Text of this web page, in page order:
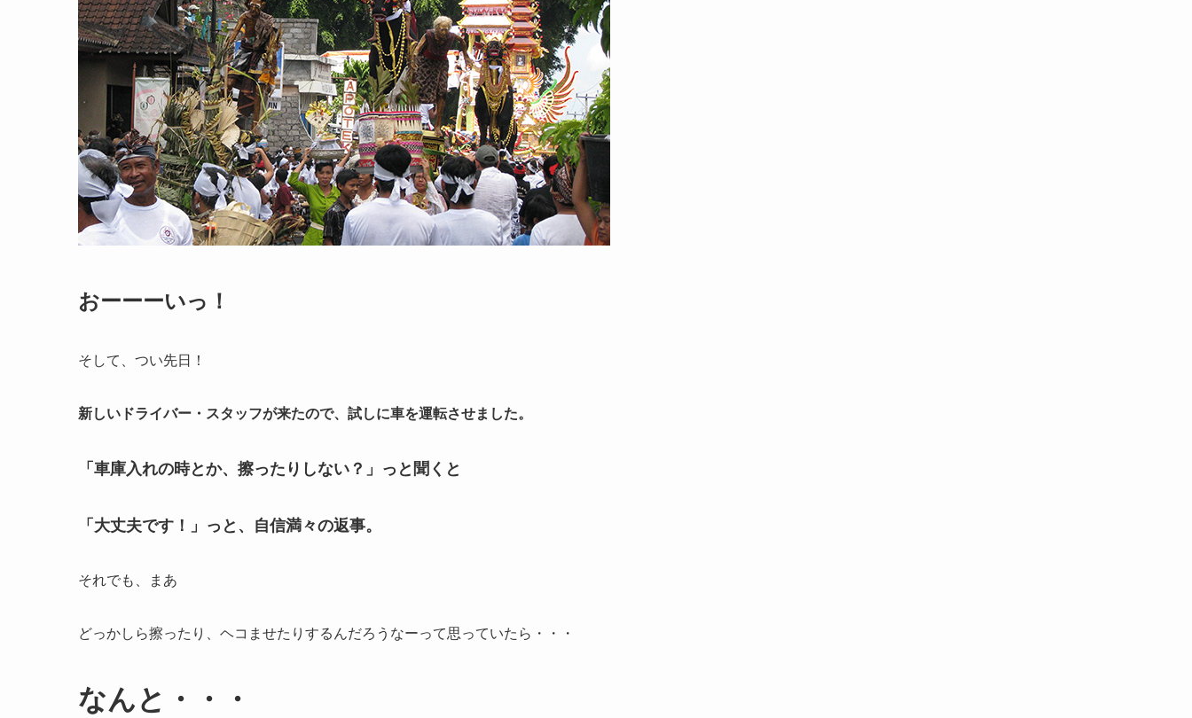
おーーーいっ！
そして、つい先日！
新しいドライバー・スタッフが来たので、試しに車を運転させました。
「車庫入れの時とか、擦ったりしない？」っと聞くと
「大丈夫です！」っと、自信満々の返事。
それでも、まあ
どっかしら擦ったり、ヘコませたりするんだろうなーって思っていたら・・・
なんと・・・